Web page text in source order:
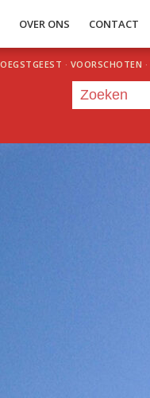
OVER ONS CONTACT
OEGSTGEEST · VOORSCHOTEN ·